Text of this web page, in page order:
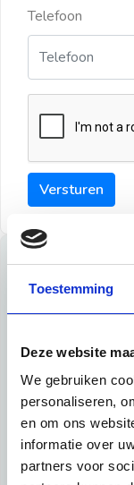
Toestemming
Deze website
We gebruiken
personaliseren,
en om ons
informatie over
partners voor
Telefoon
Versturen
Tips
Tip 1:
Schrijf een
informatie mee:
Ben je student,